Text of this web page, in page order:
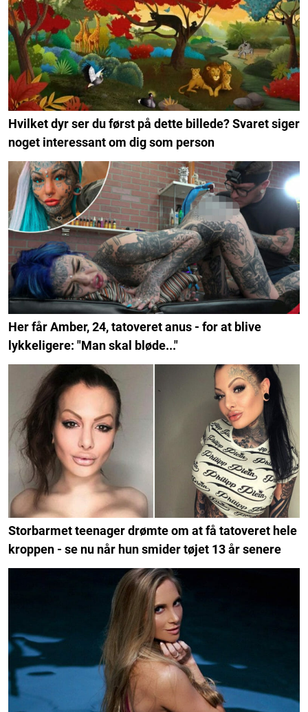
Hvilket dyr ser du først på dette billede? Svaret siger
noget interessant om dig som person
Her får Amber, 24, tatoveret anus - for at blive
lykkeligere: "Man skal bløde..."
Storbarmet teenager drømte om at få tatoveret hele
kroppen - se nu når hun smider tøjet 13 år senere